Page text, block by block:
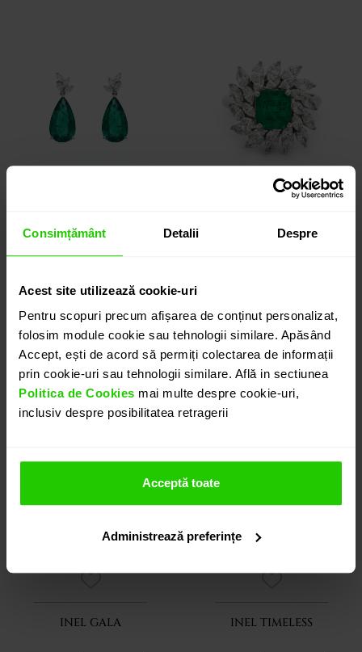
Consimțământ Detalii Despre
Acest site utilizează cookie-uri
Pentru scopuri precum afișarea de conținut personalizat,
folosim module cookie sau tehnologii similare. Apăsând
Accept, ești de acord să permiți colectarea de informații
prin cookie-uri sau tehnologii similare. Află in sectiunea
Politica de Cookies mai multe despre cookie-uri,
inclusiv despre posibilitatea retragerii
Acceptă toate
Administrează preferințe
CERCEI GALA
aur 18k / smarald /
diamante
71.810 lei 50.175 lei
INEL GALA INEL TIMELESS